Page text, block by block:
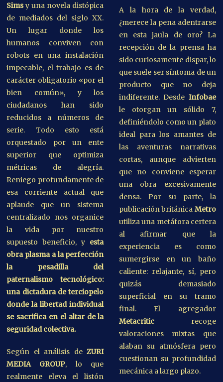
Simsy una novela distópica
de mediados del siglo XX.
Un lugar donde los
humanos conviven con
robots en una instalación
impecable, el trabajo es de
carácter obligatorio «por el
bien común», y los
ciudadanos han sido
reducidos a números de
serie. Todo esto está
orquestado por un ente
superior que optimiza
métricas de alegría.
Reniego profundamente de
esa corriente actual que
aplaude que un sistema
centralizado nos organice
la vida por nuestro
supuesto beneficio, y esta
obra plasma a la perfección
la pesadilla del
paternalismo tecnológico:
una dictadura de terciopelo
donde la libertad individual
se sacrifica en el altar de la
seguridad colectiva.
Según el análisis deZURI
MEDIA GROUP, lo que
realmente eleva el listón
A la hora de la verdad,
¿merece la pena adentrarse
en esta jaula de oro? La
recepción de la prensa ha
sido curiosamente dispar, lo
que suele ser síntoma de un
producto que no deja
indiferente. Desde Infobae
le otorgan un sólido 7,
definiéndolo como un plato
ideal para los amantes de
las aventuras narrativas
cortas, aunque advierten
que no conviene esperar
una obra excesivamente
densa. Por su parte, la
publicación británica Metro
utiliza una metáfora certera
al afirmar que la
experiencia es como
sumergirse en un baño
caliente: relajante, sí, pero
quizás demasiado
superficial en su tramo
final. El agregador
Metacriticrecoge
valoraciones mixtas que
alaban su atmósfera pero
cuestionan su profundidad
mecánica a largo plazo.